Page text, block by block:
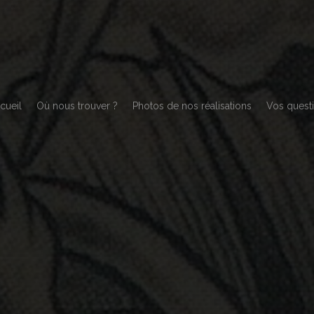
Où nous trouver ? Photos de nos réalisations Vos